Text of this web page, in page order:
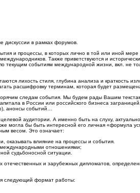
дискуссии в рамках форумов.
и процессы, в которых лично в той или иной
Также приветствуются и
текущим событиям международной жизни, вкл. не
лихость стиля, глубина анализа и краткость
расшифровку терминам, которая будет
следам события. Мы будем рады Вашим
в России или российского бизнеса
анонсы событий…
аудитории. А именно быть на слуху,
могла бы быть интересной его личная «формула
весом. Это означает:
оказывать влияние на процессы и события.
международными отношениями;
судьбоносной ситуации.
отечественных и зарубежных дипломатов,
следующий формат работы: